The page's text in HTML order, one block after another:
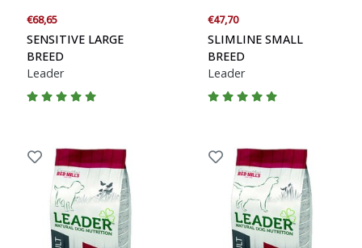
€68,65
SENSITIVE LARGE
BREED
Leader
€47,70
SLIMLINE SMALL
BREED
Leader